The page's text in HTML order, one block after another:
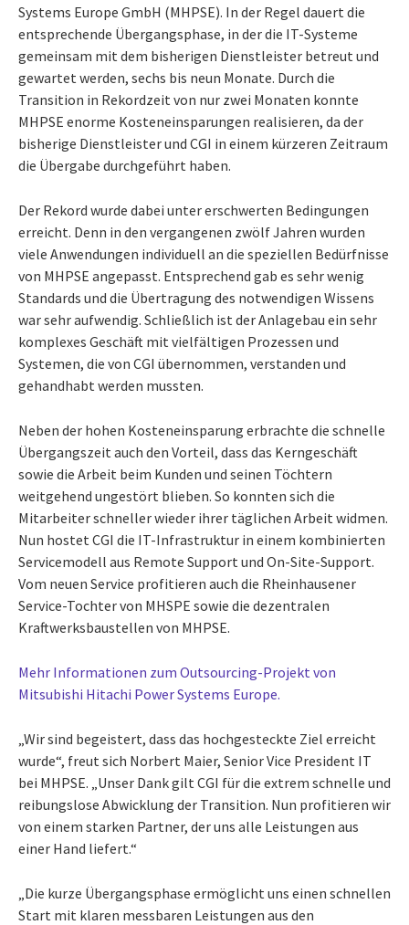
Systems Europe GmbH (MHPSE). In der Regel dauert die
entsprechende Übergangsphase, in der die IT-Systeme
gemeinsam mit dem bisherigen Dienstleister betreut und
gewartet werden, sechs bis neun Monate. Durch die
Transition in Rekordzeit von nur zwei Monaten konnte
MHPSE enorme Kosteneinsparungen realisieren, da der
bisherige Dienstleister und CGI in einem kürzeren Zeitraum
die Übergabe durchgeführt haben.
Der Rekord wurde dabei unter erschwerten Bedingungen
erreicht. Denn in den vergangenen zwölf Jahren wurden
viele Anwendungen individuell an die speziellen Bedürfnisse
von MHPSE angepasst. Entsprechend gab es sehr wenig
Standards und die Übertragung des notwendigen Wissens
war sehr aufwendig. Schließlich ist der Anlagebau ein sehr
komplexes Geschäft mit vielfältigen Prozessen und
Systemen, die von CGI übernommen, verstanden und
gehandhabt werden mussten.
Neben der hohen Kosteneinsparung erbrachte die schnelle
Übergangszeit auch den Vorteil, dass das Kerngeschäft
sowie die Arbeit beim Kunden und seinen Töchtern
weitgehend ungestört blieben. So konnten sich die
Mitarbeiter schneller wieder ihrer täglichen Arbeit widmen.
Nun hostet CGI die IT-Infrastruktur in einem kombinierten
Servicemodell aus Remote Support und On-Site-Support.
Vom neuen Service profitieren auch die Rheinhausener
Service-Tochter von MHSPE sowie die dezentralen
Kraftwerksbaustellen von MHPSE.
Mehr Informationen zum Outsourcing-Projekt von
Mitsubishi Hitachi Power Systems Europe.
„Wir sind begeistert, dass das hochgesteckte Ziel erreicht
wurde“, freut sich Norbert Maier, Senior Vice President IT
bei MHPSE. „Unser Dank gilt CGI für die extrem schnelle und
reibungslose Abwicklung der Transition. Nun profitieren wir
von einem starken Partner, der uns alle Leistungen aus
einer Hand liefert.“
„Die kurze Übergangsphase ermöglicht uns einen schnellen
Start mit klaren messbaren Leistungen aus den